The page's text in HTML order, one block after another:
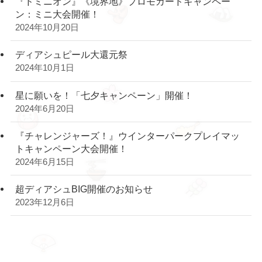
ン：ミニ大会開催！
2024年10月20日
ディアシュピール大還元祭
2024年10月1日
星に願いを！「七夕キャンペーン」開催！
2024年6月20日
『チャレンジャーズ！』ウインターパークプレイマッ
トキャンペーン大会開催！
2024年6月15日
超ディアシュBIG開催のお知らせ
2023年12月6日